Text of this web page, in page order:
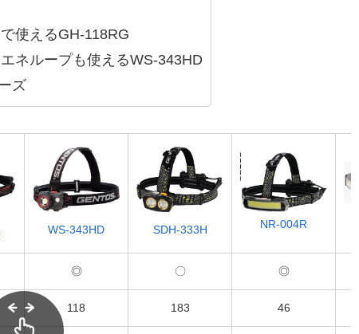
使えるGH-118RG
ネループも使えるWS-343HD
ズ
WS-343HD SDH-333H NR-004R
◎ 〇 ◎
118 183 46